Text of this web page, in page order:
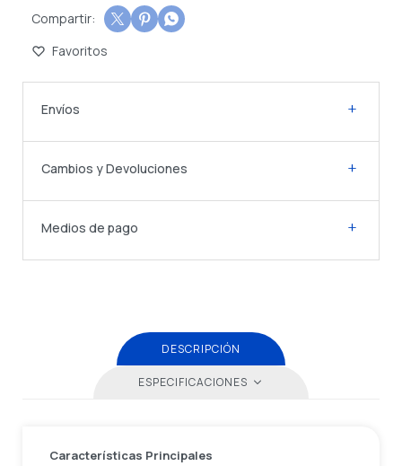
  
Envíos
Cambios y Devoluciones
Medios de pago
DESCRIPCIÓN
ESPECIFICACIONES
Características Principales